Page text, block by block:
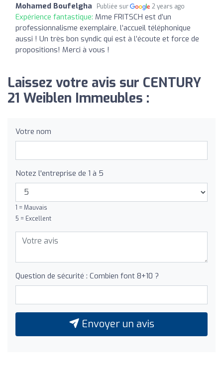
Mohamed Boufelgha Publiée sur 2 years ago
Expérience fantastique: Mme FRITSCH est d’un
professionnalisme exemplaire, l’accueil téléphonique
aussi ! Un très bon syndic qui est à l’écoute et force de
propositions! Merci à vous !
Laissez votre avis sur CENTURY
21 Weiblen Immeubles :
Votre nom
Notez l'entreprise de 1 à 5
1 = Mauvais
5 = Excellent
Question de sécurité : Combien font 8+10 ?
Envoyer un avis